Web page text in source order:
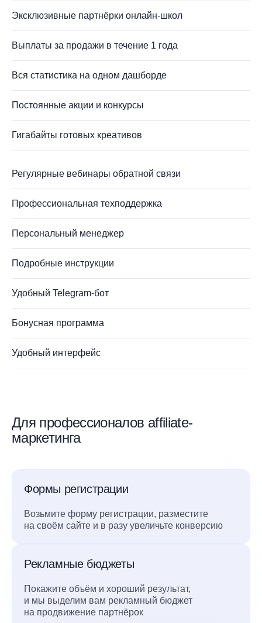
Эксклюзивные партнёрки онлайн-школ
Выплаты за продажи в течение 1 года
Вся статистика на одном дашборде
Постоянные акции и конкурсы
Гигабайты готовых креативов
Регулярные вебинары обратной связи
Профессиональная техподдержка
Персональный менеджер
Подробные инструкции
Удобный Telegram-бот
Бонусная программа
Удобный интерфейс
Для профессионалов affiliate-
маркетинга
Формы регистрации
Возьмите форму регистрации, разместите
на своём сайте и в разу увеличьте конверсию
Рекламные бюджеты
Покажите объём и хороший результат,
и мы выделим вам рекламный бюджет
на продвижение партнёрок